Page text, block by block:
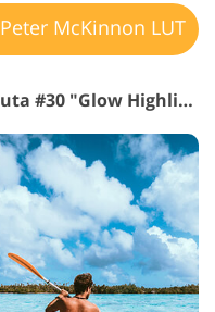
Peter McKinnon LUT
Peter McKinnon LUT pakk tasuta #30 "Glow Highlights"